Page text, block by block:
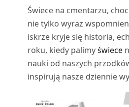
Świece na cmentarzu,
nie tylko wyraz
iskrze kryje się historia,
roku, kiedy palimyświece
nauki od naszych
inspirują nasze dziennie